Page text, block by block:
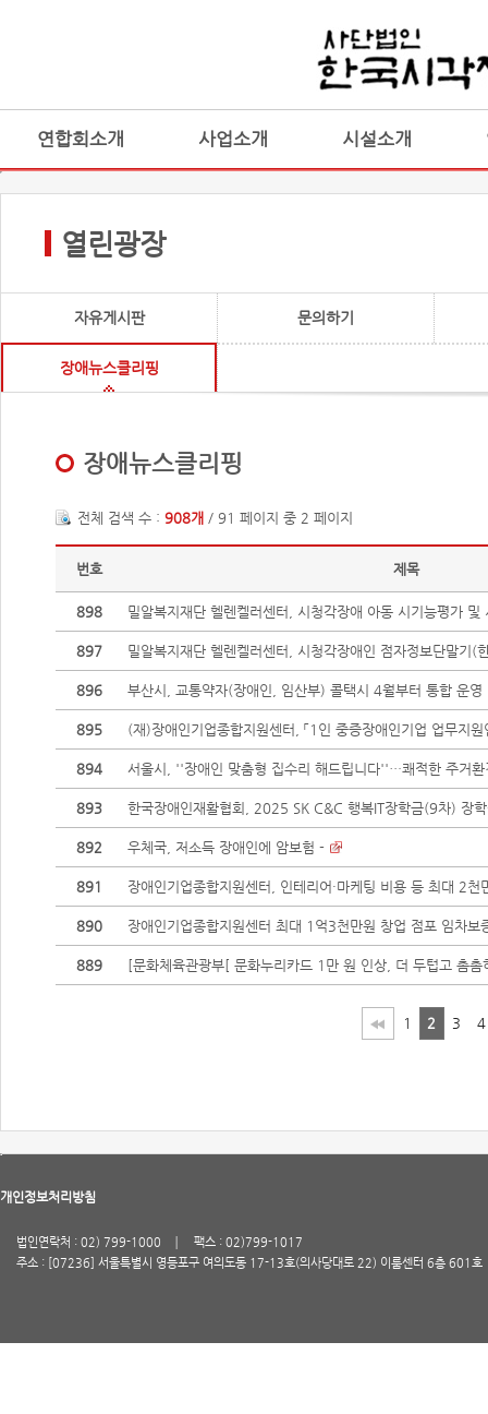
연합회소개 사업소개 시설소개
열린광장
자유게시판 문의하기
장애뉴스클리핑
장애뉴스클리핑
전체 검색 수 : 908개 / 91 페이지 중 2 페이지
번호 제목
898 밀알복지재단 헬렌켈러센터, 시청각장애 아동 시기능평가 및
897 밀알복지재단 헬렌켈러센터, 시청각장애인 점자정보단말기(
896 부산시, 교통약자(장애인, 임산부) 콜택시 4월부터 통합 운영
895 (재)장애인기업종합지원센터, 「1인 중증장애인기업 업무지원
894 서울시, ''장애인 맞춤형 집수리 해드립니다''…쾌적한 주거환
893 한국장애인재활협회, 2025 SK C&C 행복IT장학금(9차) 장
892 우체국, 저소득 장애인에 암보험 -
891 장애인기업종합지원센터, 인테리어·마케팅 비용 등 최대 2천
890 장애인기업종합지원센터 최대 1억3천만원 창업 점포 임차보
889 [문화체육관광부[ 문화누리카드 1만 원 인상, 더 두텁고 촘촘
1 2 3 4
개인정보처리방침
법인연락처 : 02) 799-1000
팩스 : 02)799-1017
주소 : [07236] 서울특별시 영등포구 여의도동 17-13호(의사당대로 22) 이룸센터 6층 601호